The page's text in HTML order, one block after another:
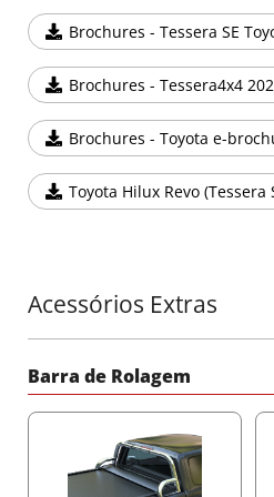
O sistema T-slot integrado
acessórios adicionais, como
laterais e transversais, sem
Essa funcionalidade sem
flexibilidade e opções de
suas necessidades de carga.
Lâminas de Segurança à
Projetadas para máxima
Sistema de Travamento
Destrave o Tessera SE
interna ou uma fita para maior
sistema garante operação
em condições climáticas
que impede acessos não
Sistema de
Brochures - Tessera SE
Brochures - Tessera4x4
Brochures - Toyota e-
Toyota Hilux Revo (Tessera
Acessórios Extras
Barra de Rolagem